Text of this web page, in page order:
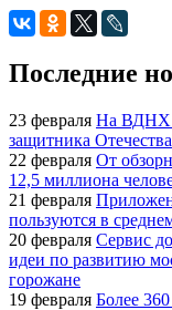
Последние
23 февраля На ВДНХ
защитника Отечества
22 февраля От
12,5 миллиона
21 февраля
пользуются в
20 февраля Сервис
идеи по развитию
горожане
19 февраля Более